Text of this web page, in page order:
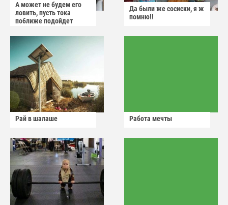
А может не будем его
ловить, пусть тока
поближе подойдет
Да были же сосиски, я ж
помню!!
Рай в шалаше Работа мечты